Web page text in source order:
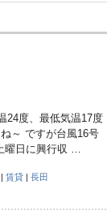
24度、最低気温17度
～ ですが台風16号
曜日に興行収 …
|賃貸 |長田